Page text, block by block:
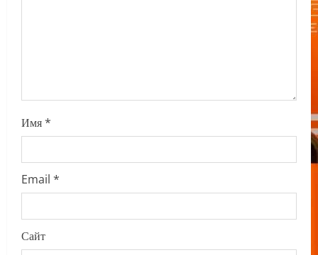
Имя*
Email *
Сайт